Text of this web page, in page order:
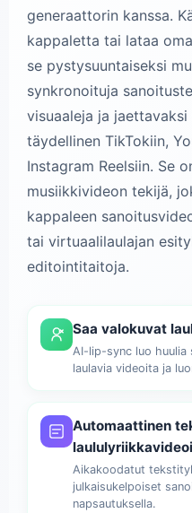
generaattorin kanssa.
kappaletta tai lataa
se pystysuuntaiseksi
synkronoituja
visuaaleja ja
täydellinen TikTokiin,
Instagram Reelsiin. Se
musiikkivideon tekijä,
kappaleen
tai virtuaalilaulajan
editointitaitoja.
Saa valokuvat
AI-lip-sync luo huulia
laulavia videoita ja
Automaattinen
Aikakoodatut
julkaisukelpoiset
napsautuksella.